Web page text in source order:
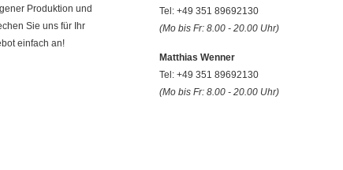
Produktion und
Sie uns für Ihr
einfach an!
Tel: +49 351 89692130
(Mo bis Fr: 8.00 - 20.00 Uhr)
Matthias Wenner
Tel: +49 351 89692130
(Mo bis Fr: 8.00 - 20.00 Uhr)